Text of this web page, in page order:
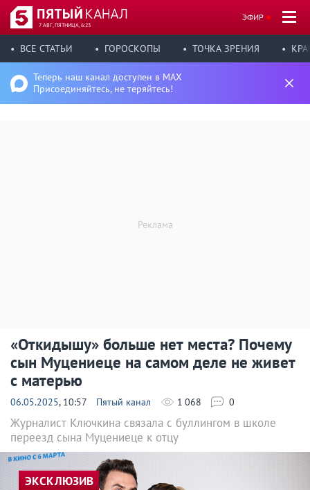
7 АВГ, ПЯТНИЦА, 6:23
ЭФИР
ВСЕ СТАТЬИ ГОРОСКОПЫ ТОЧКА ЗРЕНИЯ
Теперь наш канал доступен в MAX
Присоединяйтесь, не теряйтесь!
«Откидышу» больше нет места? Почему
сын Муцениеце на самом деле не живет
с матерью
06.05.2025, 10:57 Пятый канал 1 068 0
Журналист Ключкина связала с буллингом в школе
переезд сына Муцениеце к отцу
ЭКСКЛЮЗИВ